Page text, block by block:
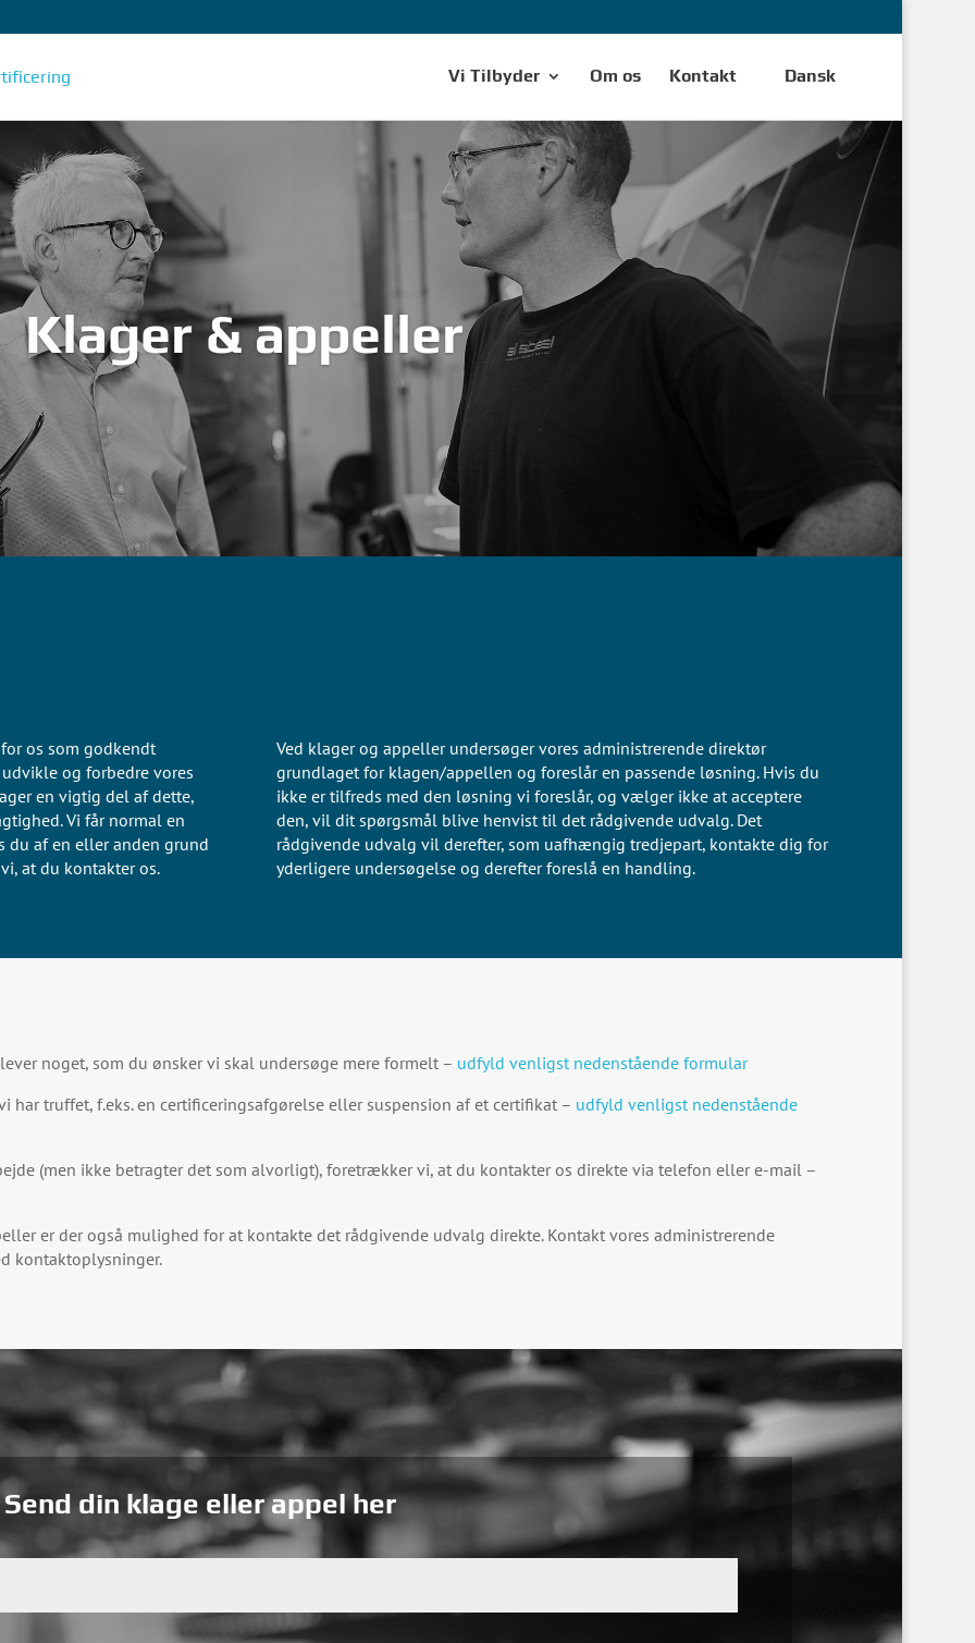
Vi Tilbyder Om os Kontakt Dansk
Klager & appeller
os som godkendt
og forbedre vores
en vigtig del af dette,
Vi får normal en
du af en eller anden grund
at du kontakter os.
Ved klager og appeller undersøger vores administrerende direktør
grundlaget for klagen/appellen og foreslår en passende løsning. Hvis du
ikke er tilfreds med den løsning vi foreslår, og vælger ikke at acceptere
den, vil dit spørgsmål blive henvist til det rådgivende udvalg. Det
rådgivende udvalg vil derefter, som uafhængig tredjepart, kontakte dig for
yderligere undersøgelse og derefter foreslå en handling.
noget, som du ønsker vi skal undersøge mere formelt – udfyld venligst nedenstående formular
truffet, f.eks. en certificeringsafgørelse eller suspension af et certifikat – udfyld venligst nedenstående
(men ikke betragter det som alvorligt), foretrækker vi, at du kontakter os direkte via telefon eller e-mail –
er der også mulighed for at kontakte det rådgivende udvalg direkte. Kontakt vores administrerende
kontaktoplysninger.
Send din klage eller appel her